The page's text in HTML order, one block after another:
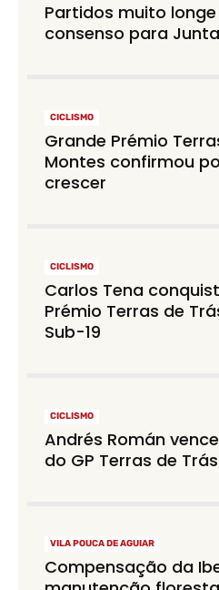
Partidos muito
consenso para
CICLISMO
Grande Prémio
Montes confirmou
crescer
CICLISMO
Carlos Tena
Prémio Terras de
Sub-19
CICLISMO
Andrés Román
do GP Terras de
VILA POUCA DE AGUIAR
Compensação da